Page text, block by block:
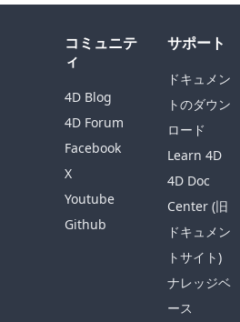
コミュニテ
ィ
4D Blog
4D Forum
Facebook
X
Youtube
Github
サポート
ドキュメン
トのダウン
ロード
Learn 4D
4D Doc
Center (旧
ドキュメン
トサイト)
ナレッジベ
ース